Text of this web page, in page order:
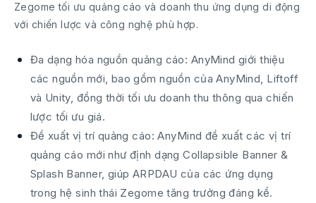
Zegome tối ưu quảng cáo và doanh thu ứng dụng di động
với chiến lược và công nghệ phù hợp.
Đa dạng hóa nguồn quảng cáo: AnyMind giới thiệu
các nguồn mới, bao gồm nguồn của AnyMind, Liftoff
và Unity, đồng thời tối ưu doanh thu thông qua chiến
lược tối ưu giá.
Đề xuất vị trí quảng cáo: AnyMind đề xuất các vị trí
quảng cáo mới như định dạng Collapsible Banner &
Splash Banner, giúp ARPDAU của các ứng dụng
trong hệ sinh thái Zegome tăng trưởng đáng kể.